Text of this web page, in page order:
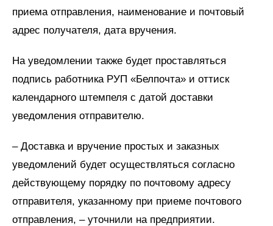
приема отправления, наименование и почтовый
адрес получателя, дата вручения.
На уведомлении также будет проставляться
подпись работника РУП «Белпочта» и оттиск
календарного штемпеля с датой доставки
уведомления отправителю.
– Доставка и вручение простых и заказных
уведомлений будет осуществляться согласно
действующему порядку по почтовому адресу
отправителя, указанному при приеме почтового
отправления, – уточнили на предприятии.